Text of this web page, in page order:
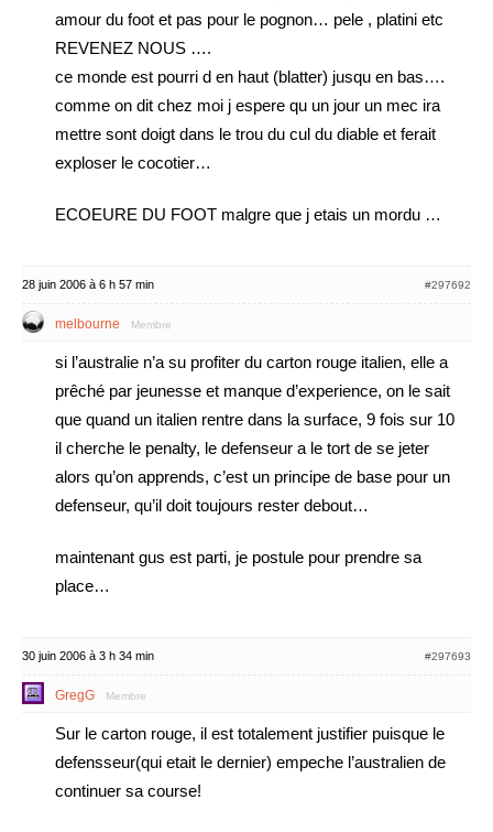
amour du foot et pas pour le pognon… pele , platini etc
REVENEZ NOUS ….
ce monde est pourri d en haut (blatter) jusqu en bas….
comme on dit chez moi j espere qu un jour un mec ira
mettre sont doigt dans le trou du cul du diable et ferait
exploser le cocotier…
ECOEURE DU FOOT malgre que j etais un mordu …
28 juin 2006 à 6 h 57 min #297692
melbourne Membre
si l’australie n’a su profiter du carton rouge italien, elle a
prêché par jeunesse et manque d’experience, on le sait
que quand un italien rentre dans la surface, 9 fois sur 10
il cherche le penalty, le defenseur a le tort de se jeter
alors qu’on apprends, c’est un principe de base pour un
defenseur, qu’il doit toujours rester debout…
maintenant gus est parti, je postule pour prendre sa
place…
30 juin 2006 à 3 h 34 min #297693
GregG Membre
Sur le carton rouge, il est totalement justifier puisque le
defensseur(qui etait le dernier) empeche l’australien de
continuer sa course!